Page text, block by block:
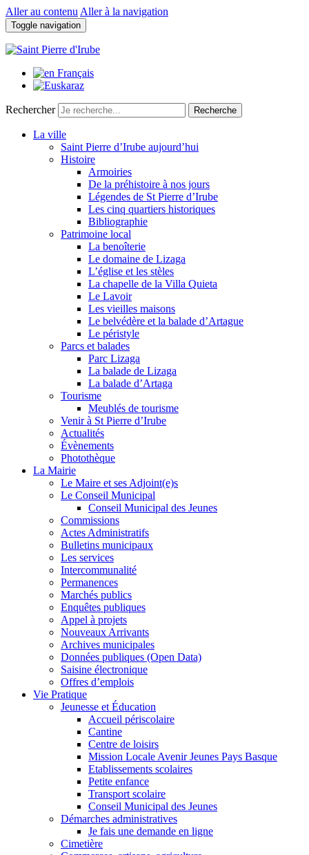
Aller au contenu Aller à la navigation
Toggle navigation
Rechercher Recherche
La ville
Saint Pierre d’Irube aujourd’hui
Histoire
Armoiries
De la préhistoire à nos jours
Légendes de St Pierre d’Irube
Les cinq quartiers historiques
Bibliographie
Patrimoine local
La benoîterie
Le domaine de Lizaga
L’église et les stèles
La chapelle de la Villa Quieta
Le Lavoir
Les vieilles maisons
Le belvédère et la balade d’Artague
Le péristyle
Parcs et balades
Parc Lizaga
La balade de Lizaga
La balade d’Artaga
Tourisme
Meublés de tourisme
Venir à St Pierre d’Irube
Actualités
Évènements
Photothèque
La Mairie
Le Maire et ses Adjoint(e)s
Le Conseil Municipal
Conseil Municipal des Jeunes
Commissions
Actes Administratifs
Bulletins municipaux
Les services
Intercommunalité
Permanences
Marchés publics
Enquêtes publiques
Appel à projets
Nouveaux Arrivants
Archives municipales
Données publiques (Open Data)
Saisine électronique
Offres d’emplois
Vie Pratique
Jeunesse et Éducation
Accueil périscolaire
Cantine
Centre de loisirs
Mission Locale Avenir Jeunes Pays Basque
Etablissements scolaires
Petite enfance
Transport scolaire
Conseil Municipal des Jeunes
Démarches administratives
Je fais une demande en ligne
Cimetière